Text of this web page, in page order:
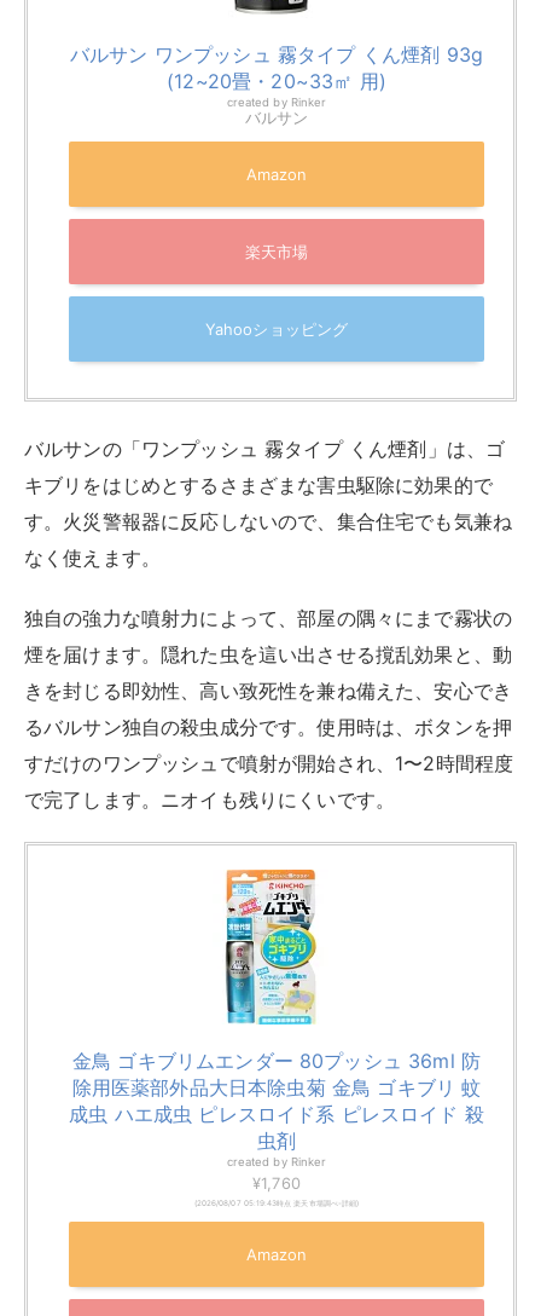
バルサン ワンプッシュ 霧タイプ くん煙剤 93g
(12~20畳・20~33㎡ 用)
created by Rinker
バルサン
Amazon
楽天市場
Yahooショッピング
バルサンの「ワンプッシュ 霧タイプ くん煙剤」は、ゴ
キブリをはじめとするさまざまな害虫駆除に効果的で
す。火災警報器に反応しないので、集合住宅でも気兼ね
なく使えます。
独自の強力な噴射力によって、部屋の隅々にまで霧状の
煙を届けます。隠れた虫を這い出させる撹乱効果と、動
きを封じる即効性、高い致死性を兼ね備えた、安心でき
るバルサン独自の殺虫成分です。使用時は、ボタンを押
すだけのワンプッシュで噴射が開始され、1〜2時間程度
で完了します。ニオイも残りにくいです。
金鳥 ゴキブリムエンダー 80プッシュ 36ml 防
除用医薬部外品大日本除虫菊 金鳥 ゴキブリ 蚊
成虫 ハエ成虫 ピレスロイド系 ピレスロイド 殺
虫剤
created by Rinker
¥1,760
(2026/08/07 05:19:43時点 楽天市場調べ- 詳細)
Amazon